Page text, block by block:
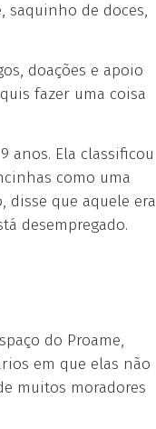
saquinho de doces,
doações e apoio
fazer uma coisa
anos. Ela classificou
como uma
disse que aquele era
desempregado.
do Proame,
em que elas não
muitos moradores